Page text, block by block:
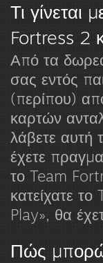
Τι γίνεται
Fortress 2
Από τα
σας εντός
(περίπου)
καρτών
λάβετε αυτή
έχετε
το Team
κατείχατε
Play», θα
Πώς μπορώ